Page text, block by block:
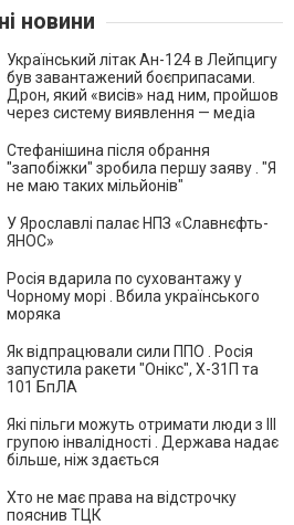
новини
Український літак Ан-124 в Лейпцигу
був завантажений боєприпасами.
Дрон, який «висів» над ним, пройшов
через систему виявлення — медіа
Стефанішина після обрання
"запобіжки" зробила першу заяву . "Я
не маю таких мільйонів"
У Ярославлі палає НПЗ «Славнєфть-
ЯНОС»
Росія вдарила по суховантажу у
Чорному морі . Вбила українського
моряка
Як відпрацювали сили ППО . Росія
запустила ракети "Онікс", Х-31П та
101 БпЛА
Які пільги можуть отримати люди з III
групою інвалідності . Держава надає
більше, ніж здається
Хто не має права на відстрочку
пояснив ТЦК